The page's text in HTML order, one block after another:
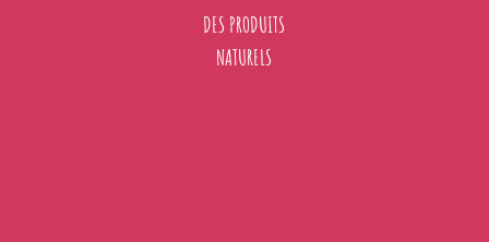
DES PRODUITS
NATURELS